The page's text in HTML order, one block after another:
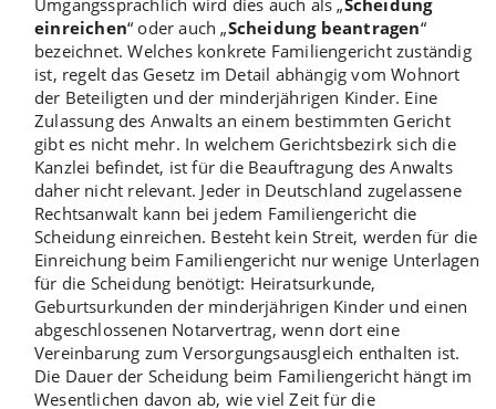
einreichen“ oder auch „Scheidung beantragen“
bezeichnet. Welches konkrete Familiengericht zuständig
ist, regelt das Gesetz im Detail abhängig vom Wohnort
der Beteiligten und der minderjährigen Kinder. Eine
Zulassung des Anwalts an einem bestimmten Gericht
gibt es nicht mehr. In welchem Gerichtsbezirk sich die
Kanzlei befindet, ist für die Beauftragung des Anwalts
daher nicht relevant. Jeder in Deutschland zugelassene
Rechtsanwalt kann bei jedem Familiengericht die
Scheidung einreichen. Besteht kein Streit, werden für die
Einreichung beim Familiengericht nur wenige Unterlagen
für die Scheidung benötigt: Heiratsurkunde,
Geburtsurkunden der minderjährigen Kinder und einen
abgeschlossenen Notarvertrag, wenn dort eine
Vereinbarung zum Versorgungsausgleich enthalten ist.
Die Dauer der Scheidung beim Familiengericht hängt im
Wesentlichen davon ab, wie viel Zeit für die